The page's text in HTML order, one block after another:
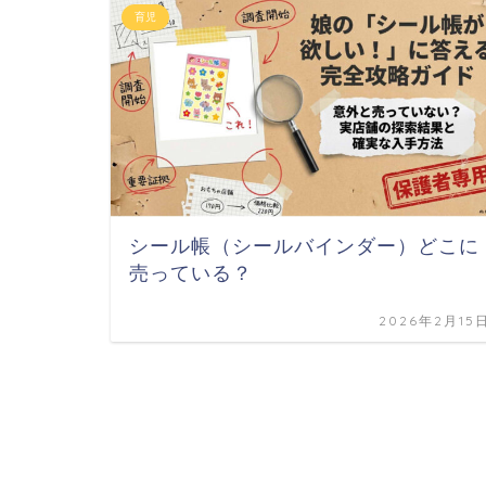
育児
シール帳（シールバインダー）どこに
売っている？
2026年2月15